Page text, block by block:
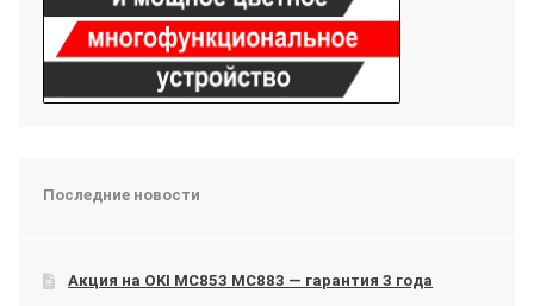
Последние новости
Акция на OKI МС853 МС883 — гарантия 3 года